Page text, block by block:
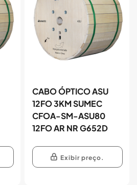
CABO ÓPTICO ASU
12FO 3KM SUMEC
CFOA-SM-ASU80
12FO AR NR G652D
Exibir preço.